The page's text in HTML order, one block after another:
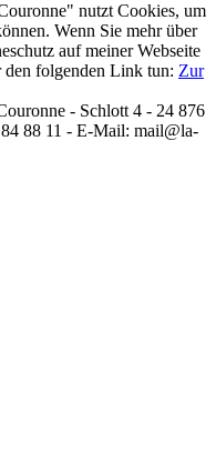
nutzt Cookies, um
Wenn Sie mehr über
auf meiner Webseite
den folgenden Link tun: Zur
- Schlott 4 - 24 876
88 11 - E-Mail: mail@la-